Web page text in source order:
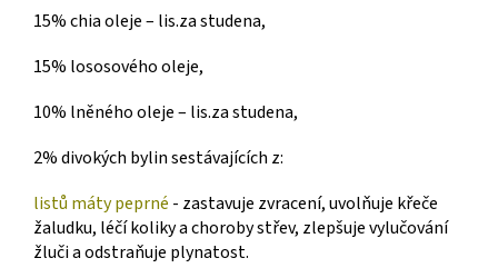
15% chia oleje – lis.za studena,
15% lososového oleje,
10% lněného oleje – lis.za studena,
2% divokých bylin sestávajících z:
listů máty peprné - zastavuje zvracení, uvolňuje křeče
žaludku, léčí koliky a choroby střev, zlepšuje vylučování
žluči a odstraňuje plynatost.